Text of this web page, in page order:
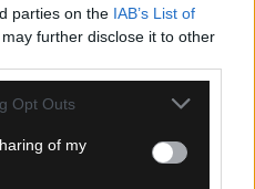
parties on the IAB’s List of
further disclose it to other
uses one or more Google
behaviour. You may click to
and its third-party tags to
Opt Outs
of my
«κιτρινόμαυρη» άφιξη
του, ο Τοριάνι